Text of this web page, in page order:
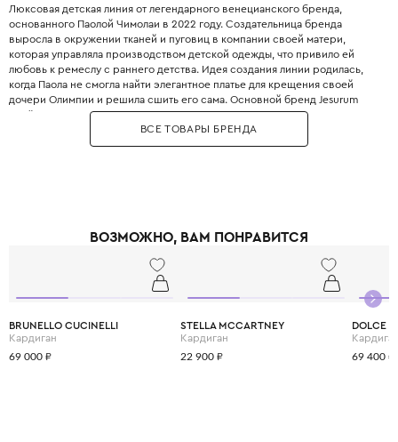
Люксовая детская линия от легендарного венецианского бренда,
основанного Паолой Чимолаи в 2022 году. Создательница бренда
выросла в окружении тканей и пуговиц в компании своей матери,
которая управляла производством детской одежды, что привило ей
любовь к ремеслу с раннего детства. Идея создания линии родилась,
когда Паола не смогла найти элегантное платье для крещения своей
дочери Олимпии и решила сшить его сама. Основной бренд Jesurum
ведёт свою историю с 1870 года и славится производством постельного
белья класса люкс для частных резиденций, мега-яхт и частных
самолётов по всему миру. Линия Jesurum Baby полностью унаследовала
пледы для малышей. Для создания одежды используются только
нежный вельвет. Дизайн коллекций сочетает традиционную
венецианскую эстетику с современными линиями и игривыми
элементами, такими как контрастная отделка и рюши. Каждая вещь
Jesurum Baby — это настоящий шедевр, который можно передавать по
наследству. Выбирая Jesurum Baby, вы дарите своему ребёнку не просто
одежду, а частичку итальянского культурного наследия.
ВСЕ ТОВАРЫ БРЕНДА
ВОЗМОЖНО, ВАМ ПОНРАВИТСЯ
BRUNELLO CUCINELLI
Кардиган
69 000 ₽
STELLA MCCARTNEY
Кардиган
22 900 ₽
DOLCE
69 400 ₽